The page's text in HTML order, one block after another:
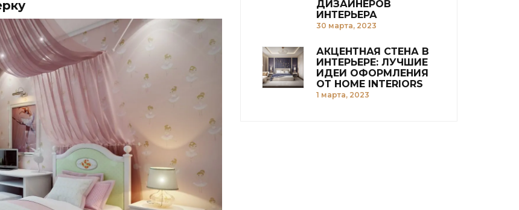
ДИЗАЙНЕРОВ
ИНТЕРЬЕРА
30 марта, 2023
АКЦЕНТНАЯ СТЕНА В
ИНТЕРЬЕРЕ: ЛУЧШИЕ
ИДЕИ ОФОРМЛЕНИЯ
ОТ HOME INTERIORS
1 марта, 2023